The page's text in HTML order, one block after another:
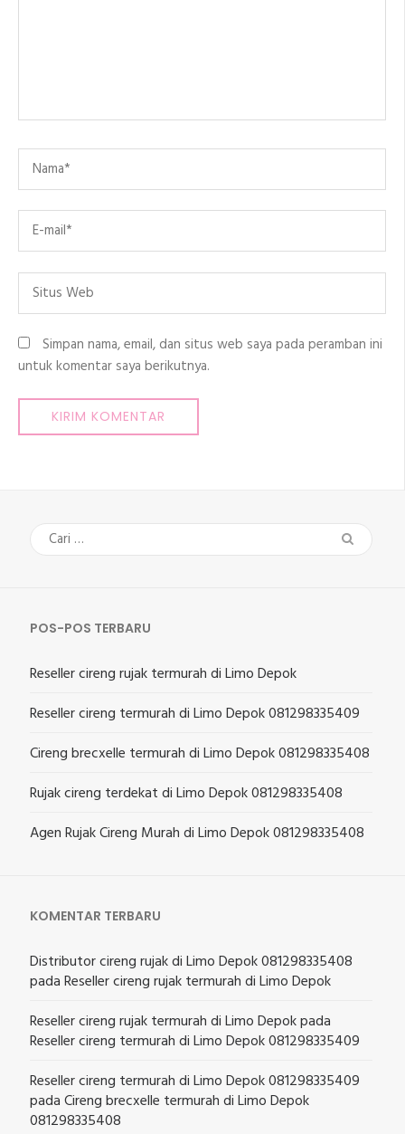
Name
Email
Situs
Web
Simpan nama, email, dan situs web saya pada peramban ini
untuk komentar saya berikutnya.
Cari
untuk:
POS-POS TERBARU
Reseller cireng rujak termurah di Limo Depok
Reseller cireng termurah di Limo Depok 081298335409
Cireng brecxelle termurah di Limo Depok 081298335408
Rujak cireng terdekat di Limo Depok 081298335408
Agen Rujak Cireng Murah di Limo Depok 081298335408
KOMENTAR TERBARU
Distributor cireng rujak di Limo Depok 081298335408
padaReseller cireng rujak termurah di Limo Depok
Reseller cireng rujak termurah di Limo Depokpada
Reseller cireng termurah di Limo Depok 081298335409
Reseller cireng termurah di Limo Depok 081298335409
padaCireng brecxelle termurah di Limo Depok
081298335408